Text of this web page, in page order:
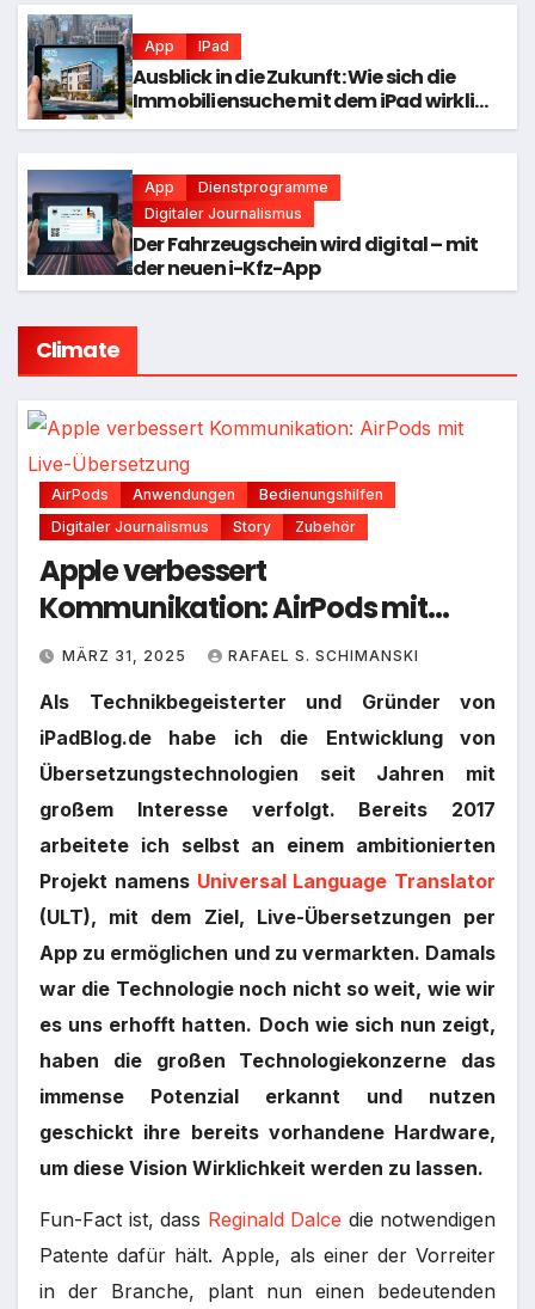
App IPad
Ausblick in die Zukunft: Wie sich die
Immobiliensuche mit dem iPad wirklich
entwickelt hat
App
Dienstprogramme
Digitaler Journalismus
Der Fahrzeugschein wird digital – mit
der neuen i-Kfz-App
Climate
AirPods Anwendungen
Bedienungshilfen
Digitaler Journalismus
Story Zubehör
Apple verbessert
Kommunikation: AirPods mit
Live-Übersetzung
MÄRZ 31, 2025 RAFAEL S. SCHIMANSKI
Als Technikbegeisterter und Gründer von
iPadBlog.de habe ich die Entwicklung von
Übersetzungstechnologien seit Jahren mit
großem Interesse verfolgt. Bereits 2017
arbeitete ich selbst an einem ambitionierten
Projekt namens Universal Language Translator
(ULT), mit dem Ziel, Live-Übersetzungen per
App zu ermöglichen und zu vermarkten. Damals
war die Technologie noch nicht so weit, wie wir
es uns erhofft hatten. Doch wie sich nun zeigt,
haben die großen Technologiekonzerne das
immense Potenzial erkannt und nutzen
geschickt ihre bereits vorhandene Hardware,
um diese Vision Wirklichkeit werden zu lassen.
Fun-Fact ist, dass Reginald Dalce die notwendigen
Patente dafür hält. Apple, als einer der Vorreiter
in der Branche, plant nun einen bedeutenden